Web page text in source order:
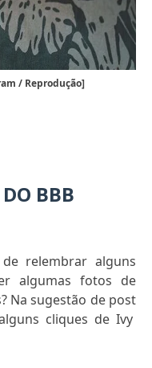
/ Reprodução]
BBB
relembrar alguns
algumas fotos de
Na sugestão de post
cliques de Ivy